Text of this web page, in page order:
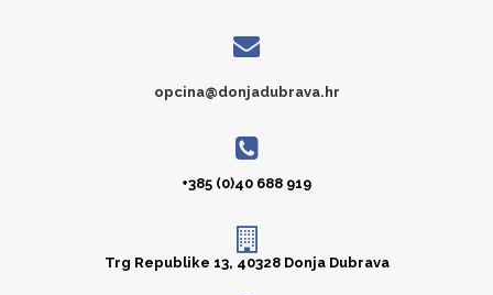
opcina@donjadubrava.hr
+385 (0)40 688 919
Trg Republike 13, 40328 Donja Dubrava